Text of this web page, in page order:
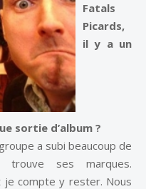
Fatals
Picards,
il y a un
sortie d’album ?
a subi beaucoup de
trouve ses marques.
je compte y rester. Nous